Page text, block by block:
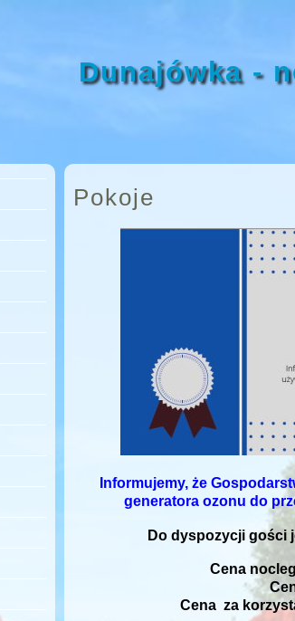
Dunajówka -
Pokoje
Informujemy, że
generatora ozonu do
Do dyspozycji gości
Cena
Cena za